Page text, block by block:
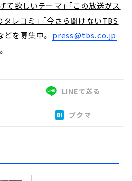
て欲しいテーマ」 「この放送がス
タレコミ」 「今さら聞けないTBS
どを募集中。 press@tbs.co.jp
LINEで送る
ブクマ